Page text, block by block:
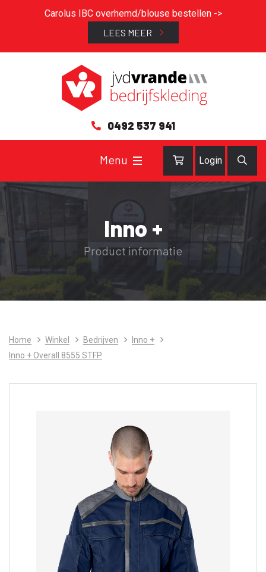
Carolus IBC overhemd/blouse bestellen ->
LEES MEER
0492 537 941
Login
Inno +
Product informatie
Home Winkel Bedrijven
Inno +
Inno + Overall 8555 STFP